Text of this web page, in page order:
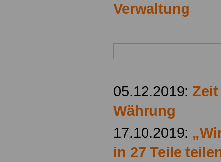
Verwaltung
05.12.2019:
Währung
17.10.2019:
in 27 Teile